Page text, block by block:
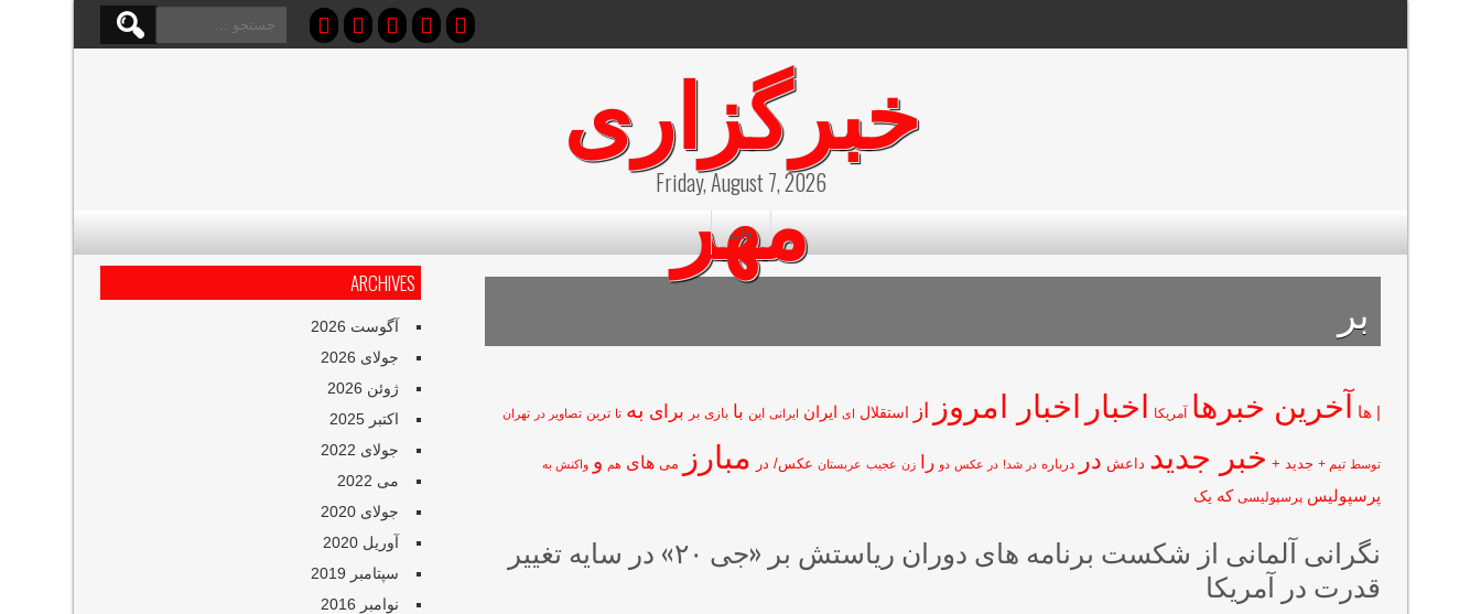
برای:
خبرگزاری
مهر
Friday, August 7, 2026
خانه
بر
| ها آخرین خبرها آمریکا اخبار اخبار امروز از استقلال ای ایران ایرانی این با بازی بر برای به تا ترین تصاویر در تهران
توسط تیم + جدید + خبر جدید داعش در درباره در شد! در عکس دو را زن عجیب عربستان عکس/ در مبارز می های هم و واکنش به
پرسپولیس پرسپولیسی که یک
نگرانی آلمانی از شکست برنامه های دوران ریاستش بر «جی ۲۰» در سایه تغییر
قدرت در آمریکا
ARCHIVES
آگوست 2026
جولای 2026
ژوئن 2026
اکتبر 2025
جولای 2022
می 2022
جولای 2020
آوریل 2020
سپتامبر 2019
نوامبر 2016